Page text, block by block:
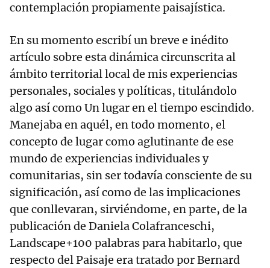
contemplación propiamente paisajística.
En su momento escribí un breve e inédito
artículo sobre esta dinámica circunscrita al
ámbito territorial local de mis experiencias
personales, sociales y políticas, titulándolo
algo así como Un lugar en el tiempo escindido.
Manejaba en aquél, en todo momento, el
concepto de lugar como aglutinante de ese
mundo de experiencias individuales y
comunitarias, sin ser todavía consciente de su
significación, así como de las implicaciones
que conllevaran, sirviéndome, en parte, de la
publicación de Daniela Colafranceschi,
Landscape+100 palabras para habitarlo, que
respecto del Paisaje era tratado por Bernard